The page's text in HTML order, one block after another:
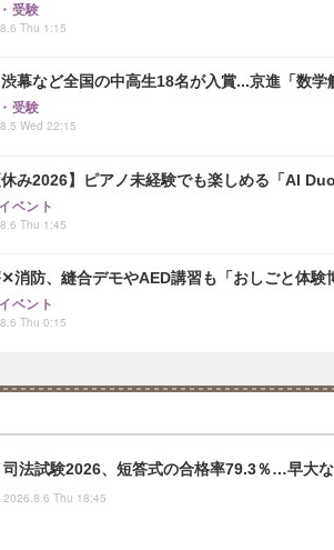
受験
Thu 1:15
幕など全国の中高生18名が入賞...京進「数
受験
Wed 22:15
休み2026】ピアノ未経験でも楽しめる「AI
ベント
Thu 1:45
✕消防、縫合デモやAED講習も「おしごと体験
ベント
Thu 0:15
司法試験2026、短答式の合格率79.3％…早大
2026.8.6 Thu 18:45